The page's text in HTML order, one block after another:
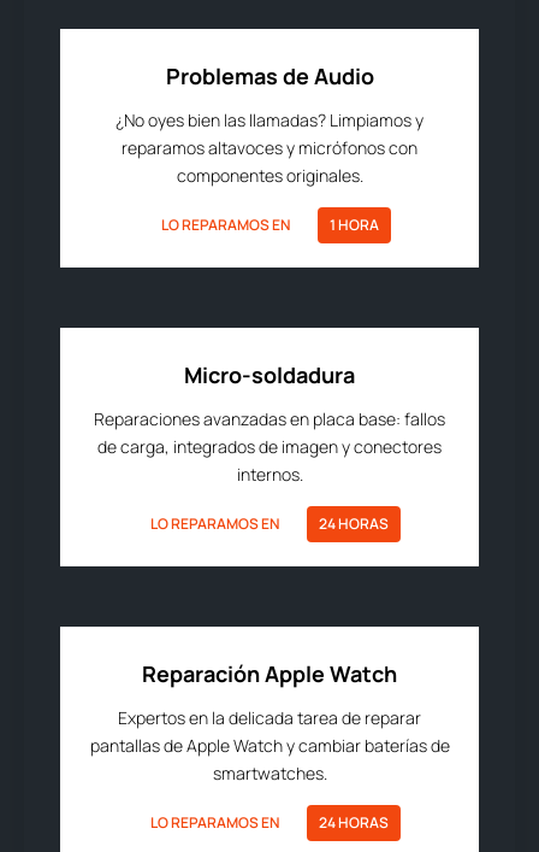
Problemas de Audio
¿No oyes bien las llamadas? Limpiamos y
reparamos altavoces y micrófonos con
componentes originales.
LO REPARAMOS EN 1 HORA
Micro-soldadura
Reparaciones avanzadas en placa base: fallos
de carga, integrados de imagen y conectores
internos.
LO REPARAMOS EN 24 HORAS
Reparación Apple Watch
Expertos en la delicada tarea de reparar
pantallas de Apple Watch y cambiar baterías de
smartwatches.
LO REPARAMOS EN 24 HORAS